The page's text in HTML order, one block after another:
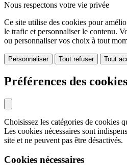
Nous respectons votre vie privée
Ce site utilise des cookies pour
le trafic et personnaliser le contenu.
ou personnaliser vos choix à tout
Personnaliser Tout refuser Tout
Préférences des cookies
Choisissez les catégories de cookies
Les cookies nécessaires sont
site et ne peuvent pas être désactivés.
Cookies nécessaires